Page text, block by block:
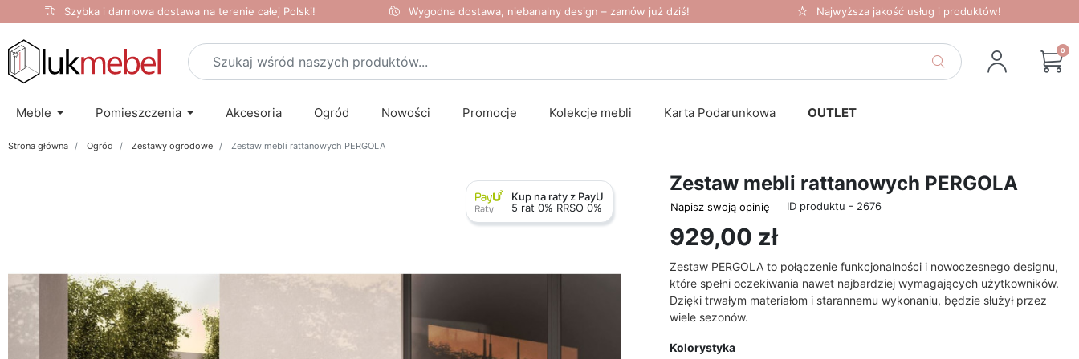
Szybka i darmowa dostawa na terenie całej Polski! Wygodna dostawa, niebanalny design – zamów już dziś! Najwyższa jakość usług i produktów!
0
Meble Pomieszczenia Akcesoria Ogród Nowości Promocje Kolekcje mebli Karta Podarunkowa OUTLET
Strona główna Ogród Zestawy ogrodowe Zestaw mebli rattanowych PERGOLA
Kup na raty z PayU
5 rat 0% RRSO 0%
Zestaw mebli rattanowych PERGOLA
Napisz swoją opinię ID produktu - 2676
929,00 zł
Zestaw PERGOLA to połączenie funkcjonalności i nowoczesnego designu,
które spełni oczekiwania nawet najbardziej wymagających użytkowników.
Dzięki trwałym materiałom i starannemu wykonaniu, będzie służył przez
wiele sezonów.
Kolorystyka